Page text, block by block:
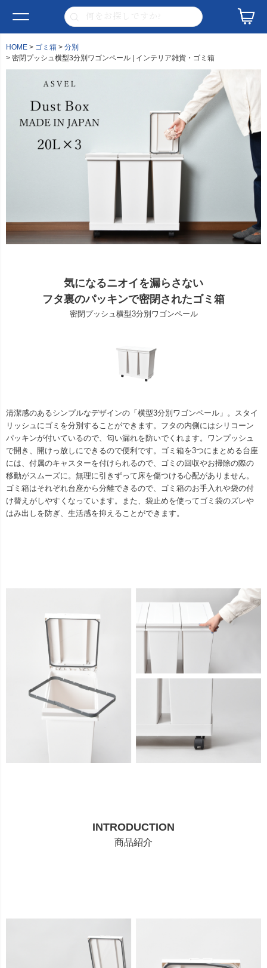
HOME ゴミ箱
分別
密閉プッシュ横型3分別ワゴンペール | インテリア雑貨・ゴミ箱
気になるニオイを漏らさない
フタ裏のパッキンで密閉されたゴミ箱
密閉プッシュ横型3分別ワゴンペール
清潔感のあるシンプルなデザインの「横型3分別ワゴンペール」。スタイ
リッシュにゴミを分別することができます。フタの内側にはシリコーン
パッキンが付いているので、匂い漏れを防いでくれます。ワンプッシュ
で開き、開けっ放しにできるので便利です。ゴミ箱を3つにまとめる台座
には、付属のキャスターを付けられるので、ゴミの回収やお掃除の際の
移動がスムーズに。無理に引きずって床を傷つける心配がありません。
ゴミ箱はそれぞれ台座から分離できるので、ゴミ箱のお手入れや袋の付
け替えがしやすくなっています。また、袋止めを使ってゴミ袋のズレや
はみ出しを防ぎ、生活感を抑えることができます。
INTRODUCTION
商品紹介